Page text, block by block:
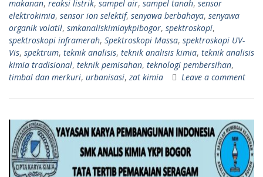
makanan, reaksi listrik, sampel air, sampel tanah, sensor
elektrokimia, sensor ion selektif, senyawa berbahaya, senyawa
organik volatil, smkanaliskimiaykpibogor, spektroskopi,
spektroskopi inframerah, Spektroskopi Massa, spektroskopi UV-
Vis, spektrum, teknik analisis, teknik analisis kimia, teknik analisis
kimia tradisional, teknik pemisahan, teknologi pembersihan,
timbal dan merkuri, urbanisasi, zat kimia Leave a comment